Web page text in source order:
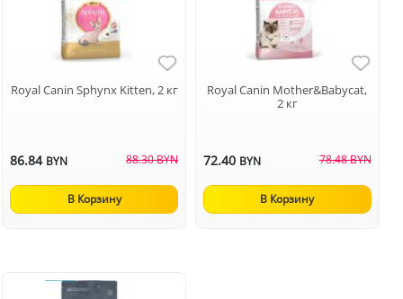
Royal Canin Sphynx Kitten, 2 кг
86.84 BYN 88.30 BYN
В Корзину
Royal Canin Mother&Babycat,
2 кг
72.40 BYN 78.48 BYN
В Корзину